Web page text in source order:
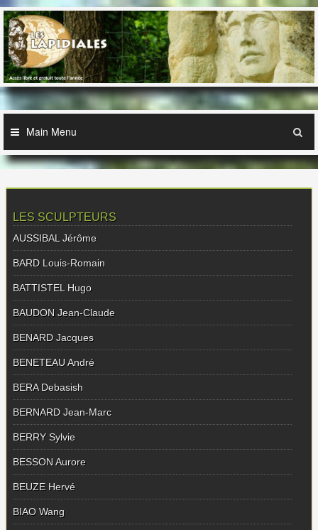
Skip
to
content
Main Menu
LES SCULPTEURS
AUSSIBAL Jérôme
BARD Louis-Romain
BATTISTEL Hugo
BAUDON Jean-Claude
BENARD Jacques
BENETEAU André
BERA Debasish
BERNARD Jean-Marc
BERRY Sylvie
BESSON Aurore
BEUZE Hervé
BIAO Wang